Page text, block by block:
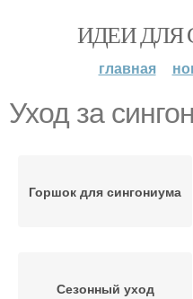
ИДЕИ ДЛЯ
главная
Уход за
Горшок для сингониума
Сезонный уход